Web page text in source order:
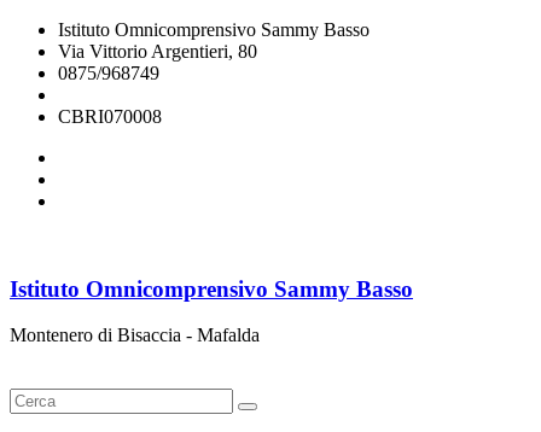
Istituto Omnicomprensivo Sammy Basso
Via Vittorio Argentieri, 80
0875/968749
CBRI070008
Istituto Omnicomprensivo Sammy Basso
Montenero di Bisaccia - Mafalda